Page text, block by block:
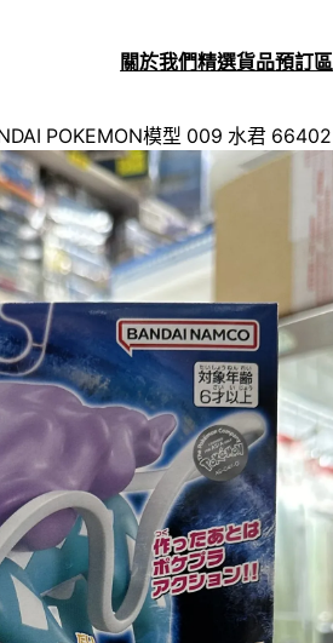
關於我們精選貨品預訂區
POKEMON模型 009 水君 66402